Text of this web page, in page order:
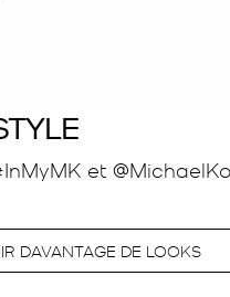
et
DAVANTAGE DE LOOKS